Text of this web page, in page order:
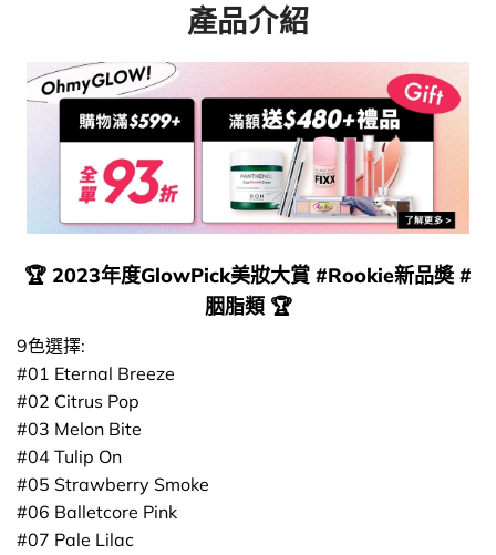
產品介紹
🏆 2023年度GlowPick美妝大賞 #Rookie新品奬 #
胭脂類 🏆
9色選擇:
#01 Eternal Breeze
#02 Citrus Pop
#03 Melon Bite
#04 Tulip On
#05 Strawberry Smoke
#06 Balletcore Pink
#07 Pale Lilac